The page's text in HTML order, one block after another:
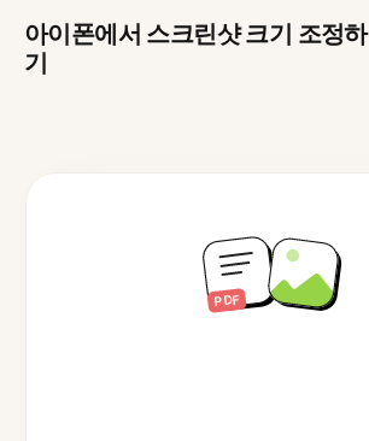
아이폰에서 스크린샷 크기 조정하
기